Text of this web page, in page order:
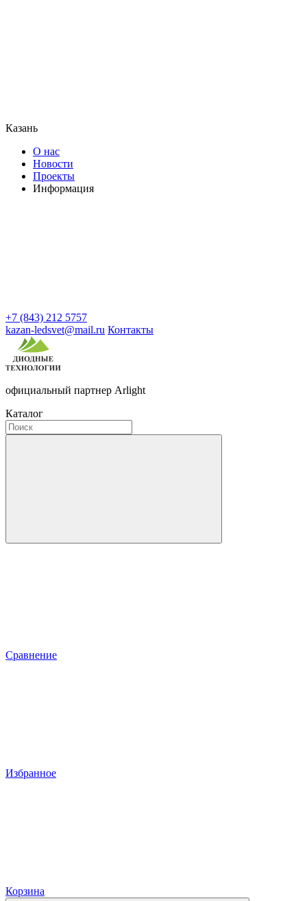
Казань
О нас
Новости
Проекты
Информация
+7 (843) 212 5757
kazan-ledsvet@mail.ru Контакты
официальный партнер Arlight
Каталог
Сравнение
Избранное
Корзина